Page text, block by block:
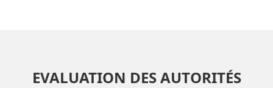
EVALUATION DES AUTORITÉS